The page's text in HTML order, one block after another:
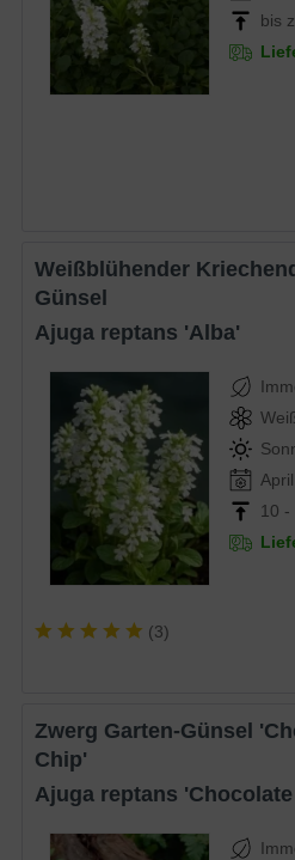
bis
Weißblühender Kriechender
Günsel
Ajuga reptans 'Alba'
10 -
(3)
Zwerg Garten-Günsel 'Chocolate
Chip'
Ajuga reptans